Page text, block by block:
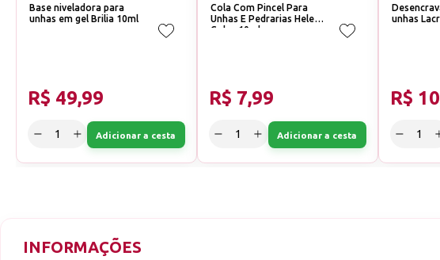
Base niveladora para
unhas em gel Brilia 10ml
R$ 49,99
Adicionar a cesta
Cola Com Pincel Para
Unhas E Pedrarias Helen
Color 10ml
R$ 7,99
Adicionar a cesta
unhas
R$
INFORMAÇÕES